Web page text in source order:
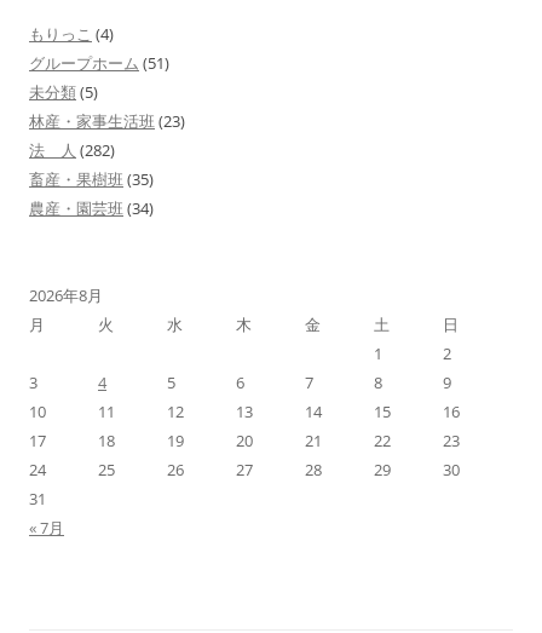
シ
ョ
ン
もりっこ (4)
グループホーム (51)
未分類(5)
林産・家事生活班(23)
法 人 (282)
畜産・果樹班(35)
農産・園芸班(34)
2026年8月
月
火 水 木 金 土
日
1
2
3
4 5 6 7 8
9
10
11 12 13 14 15
16
17
18 19 20 21 22
23
24
25 26 27 28 29
30
31
« 7月